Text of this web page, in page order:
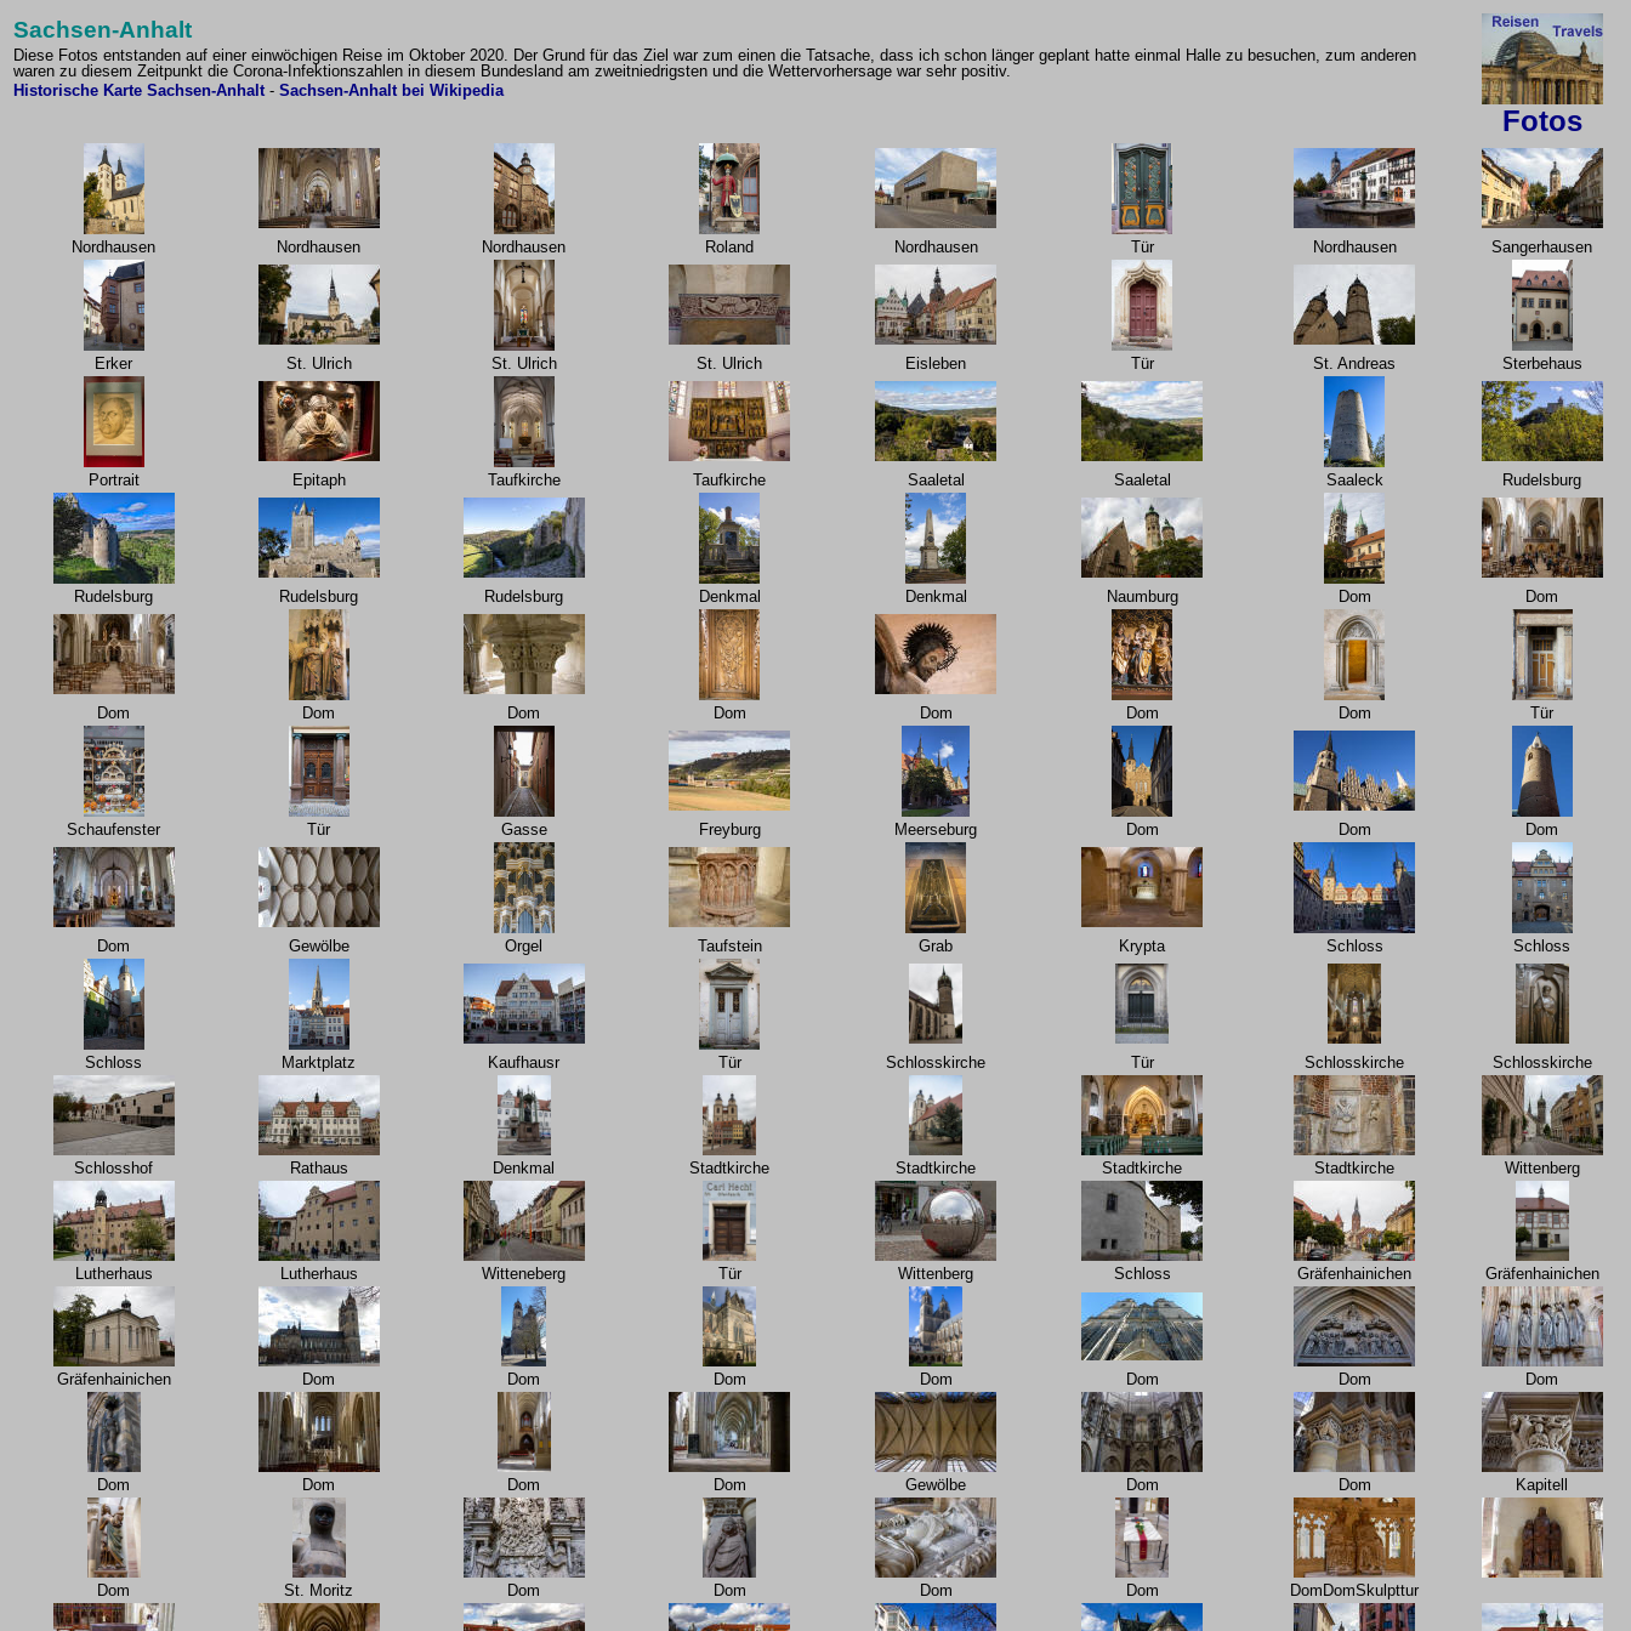
Sachsen-Anhalt
Diese Fotos entstanden auf einer einwöchigen Reise im Oktober 2020. Der Grund für das Ziel war zum einen die Tatsache, dass ich schon länger geplant hatte einmal Halle zu besuchen, zum anderen
waren zu diesem Zeitpunkt die Corona-Infektionszahlen in diesem Bundesland am zweitniedrigsten und die Wettervorhersage war sehr positiv.
Historische Karte Sachsen-Anhalt - Sachsen-Anhalt bei Wikipedia
Fotos
Nordhausen Nordhausen Nordhausen Roland Nordhausen Tür Nordhausen Sangerhausen
Erker St. Ulrich St. Ulrich St. Ulrich Eisleben Tür St. Andreas Sterbehaus
Portrait Epitaph Taufkirche Taufkirche Saaletal Saaletal Saaleck Rudelsburg
Rudelsburg Rudelsburg Rudelsburg Denkmal Denkmal Naumburg Dom Dom
Dom Dom Dom Dom Dom Dom Dom Tür
Schaufenster Tür Gasse Freyburg Meerseburg Dom Dom Dom
Dom Gewölbe Orgel Taufstein Grab Krypta Schloss Schloss
Schloss Marktplatz Kaufhausr Tür Schlosskirche Tür Schlosskirche Schlosskirche
Schlosshof Rathaus Denkmal Stadtkirche Stadtkirche Stadtkirche Stadtkirche Wittenberg
Lutherhaus Lutherhaus Witteneberg Tür Wittenberg Schloss Gräfenhainichen Gräfenhainichen
Gräfenhainichen Dom Dom Dom Dom Dom Dom Dom
Dom Dom Dom Dom Gewölbe Dom Dom Kapitell
Dom St. Moritz Dom Dom Dom Dom DomDomSkulpttur